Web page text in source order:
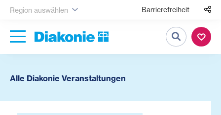
Region auswählen Barrierefreiheit
Suche
Alle Diakonie Veranstaltungen